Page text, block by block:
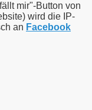
mir"-Button von
wird die IP-
an Facebook